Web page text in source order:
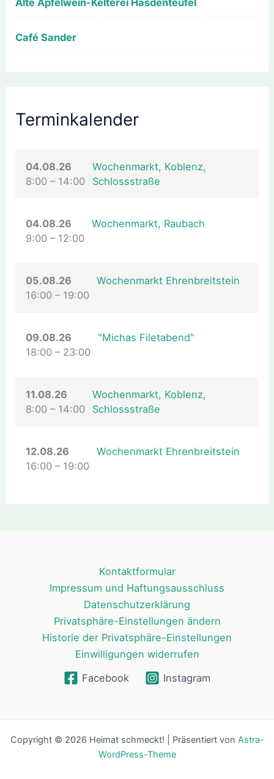
Alte Apfelwein-Kelterei Hasdenteufel
Café Sander
Terminkalender
04.08.26
8:00 – 14:00
Wochenmarkt, Koblenz,
Schlossstraße
04.08.26
9:00 – 12:00
Wochenmarkt, Raubach
05.08.26
16:00 – 19:00
Wochenmarkt Ehrenbreitstein
09.08.26
18:00 – 23:00
"Michas Filetabend"
11.08.26
8:00 – 14:00
Wochenmarkt, Koblenz,
Schlossstraße
12.08.26
16:00 – 19:00
Wochenmarkt Ehrenbreitstein
Kontaktformular
Impressum und Haftungsausschluss
Datenschutzerklärung
Privatsphäre-Einstellungen ändern
Historie der Privatsphäre-Einstellungen
Einwilligungen widerrufen
Facebook
Instagram
Copyright © 2026 Heimat schmeckt! | Präsentiert von Astra-
WordPress-Theme